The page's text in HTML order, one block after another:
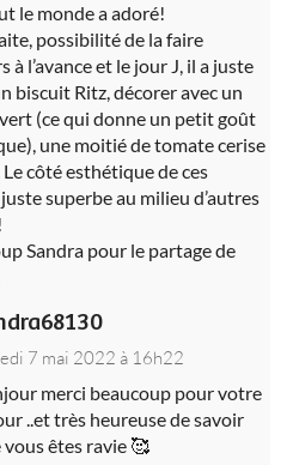
le monde a adoré!
possibilité de la faire
à l’avance et le jour J, il a juste
biscuit Ritz, décorer avec un
(ce qui donne un petit goût
une moitié de tomate cerise
côté esthétique de ces
superbe au milieu d’autres
Sandra pour le partage de
7 mai 2022 à 16h22
merci beaucoup pour votre
..et très heureuse de savoir
vous êtes ravie 🥰